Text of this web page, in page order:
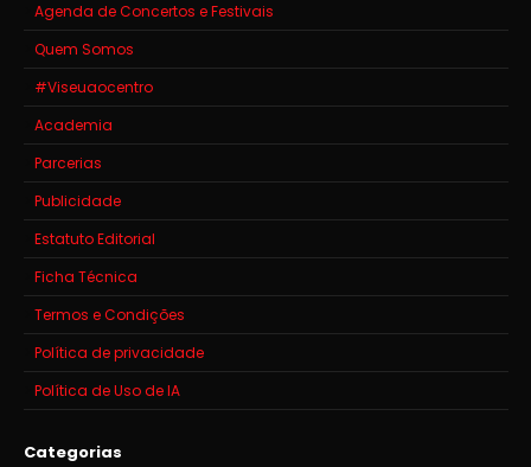
Agenda de Concertos e Festivais
Quem Somos
#Viseuaocentro
Academia
Parcerias
Publicidade
Estatuto Editorial
Ficha Técnica
Termos e Condições
Política de privacidade
Política de Uso de IA
Categorias